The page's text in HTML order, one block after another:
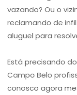
vazando? Ou o
reclamando de
aluguel para
Está precisando
Campo Belo
conosco agora